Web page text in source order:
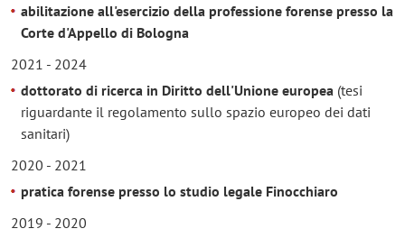
abilitazione all'esercizio della professione forense presso la
Corte d'Appello di Bologna
2021 - 2024
dottorato di ricerca in Diritto dell'Unione europea (tesi
riguardante il regolamento sullo spazio europeo dei dati
sanitari)
2020 - 2021
pratica forense presso lo studio legale Finocchiaro
2019 - 2020